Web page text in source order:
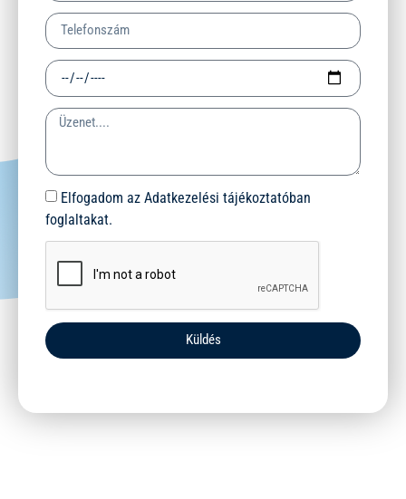
Elfogadom az Adatkezelési tájékoztatóban
foglaltakat.
Küldés